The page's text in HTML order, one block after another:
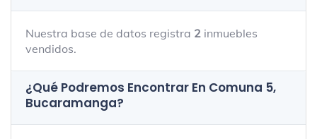
Nuestra base de datos registra 2 inmuebles
vendidos.
¿Qué Podremos Encontrar En Comuna 5,
Bucaramanga?